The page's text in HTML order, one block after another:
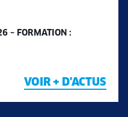
– FORMATION :
VOIR + D'ACTUS